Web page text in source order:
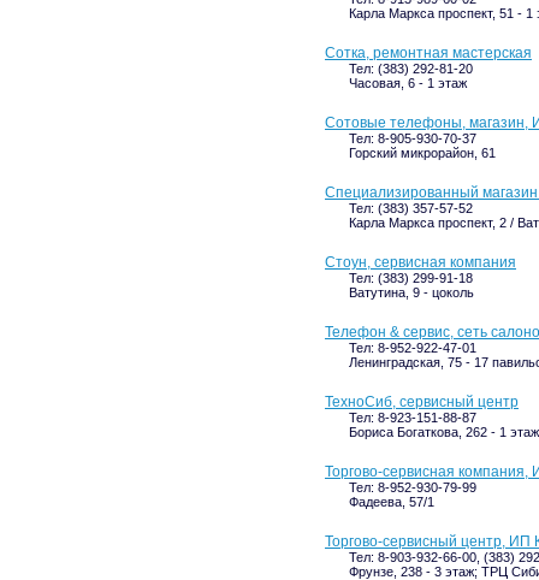
Карла Маркса проспект, 51 - 1
Сотка, ремонтная мастерская
Тел: (383) 292-81-20
Часовая, 6 - 1 этаж
Сотовые телефоны, магазин,
Тел: 8-905-930-70-37
Горский микрорайон, 61
Специализированный
Тел: (383) 357-57-52
Карла Маркса проспект, 2 /
Стоун, сервисная компания
Тел: (383) 299-91-18
Ватутина, 9 - цоколь
Телефон & сервис, сеть
Тел: 8-952-922-47-01
Ленинградская, 75 - 17
ТехноСиб, сервисный центр
Тел: 8-923-151-88-87
Бориса Богаткова, 262 - 1 этаж
Торгово-сервисная
Тел: 8-952-930-79-99
Фадеева, 57/1
Торгово-сервисный центр, ИП
Тел: 8-903-932-66-00, (383)
Фрунзе, 238 - 3 этаж; ТРЦ